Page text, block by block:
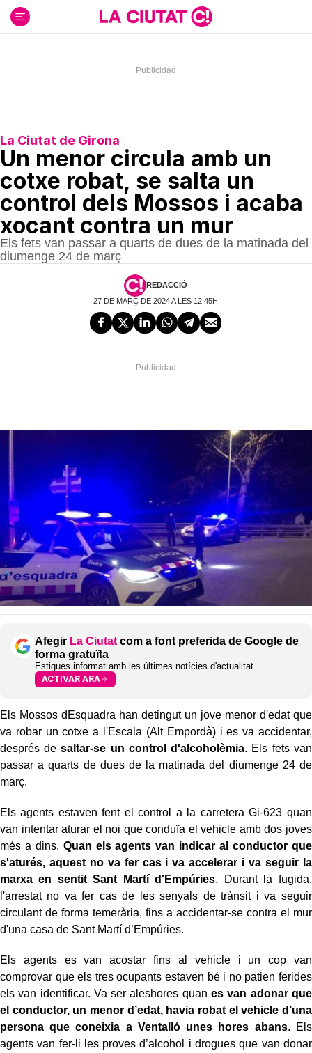
contenido
La Ciutat de Girona
Un menor circula amb un
cotxe robat, se salta un
control dels Mossos i acaba
xocant contra un mur
Els fets van passar a quarts de dues de la matinada del
diumenge 24 de març
REDACCIÓ
27 DE MARÇ DE 2024 A LES 12:45H
Afegir La Ciutat com a font preferida de Google de
forma gratuïta
Estigues informat amb les últimes notícies d'actualitat
ACTIVAR ARA
Els Mossos dEsquadra han detingut un jove menor d'edat que
va robar un cotxe a l'Escala (Alt Empordà) i es va accidentar,
després desaltar-se un control d'alcoholèmia. Els fets van
passar a quarts de dues de la matinada del diumenge 24 de
març.
Els agents estaven fent el control a la carretera Gi-623 quan
van intentar aturar el noi que conduïa el vehicle amb dos joves
més a dins. Quan els agents van indicar al conductor que
s'aturés, aquest no va fer cas i va accelerar i va seguir la
marxa en sentit Sant Martí d'Empúries. Durant la fugida,
l'arrestat no va fer cas de les senyals de trànsit i va seguir
circulant de forma temerària, fins a accidentar-se contra el mur
d'una casa de Sant Martí d’Empúries.
Els agents es van acostar fins al vehicle i un cop van
comprovar que els tres ocupants estaven bé i no patien ferides
els van identificar. Va ser aleshores quanes van adonar que
el conductor, un menor d’edat, havia robat el vehicle d’una
persona que coneixia a Ventalló unes hores abans. Els
agents van fer-li les proves d’alcohol i drogues que van donar